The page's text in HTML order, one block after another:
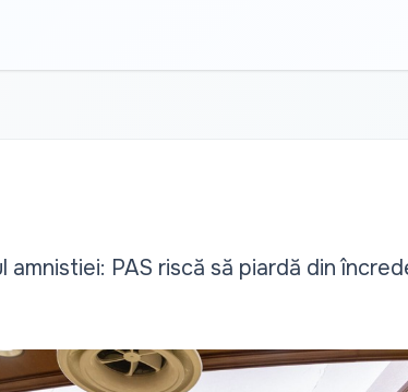
amnistiei: PAS riscă să piardă din